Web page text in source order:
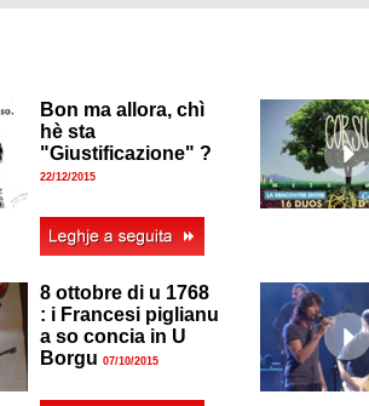
Bon ma allora, chì
hè sta
"Giustificazione" ?
22/12/2015
8 ottobre di u 1768
: i Francesi piglianu
a so concia in U
Borgu 07/10/2015